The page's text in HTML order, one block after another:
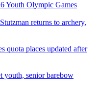
Youth Olympic Games
returns to archery,
quota places updated after
youth, senior barebow